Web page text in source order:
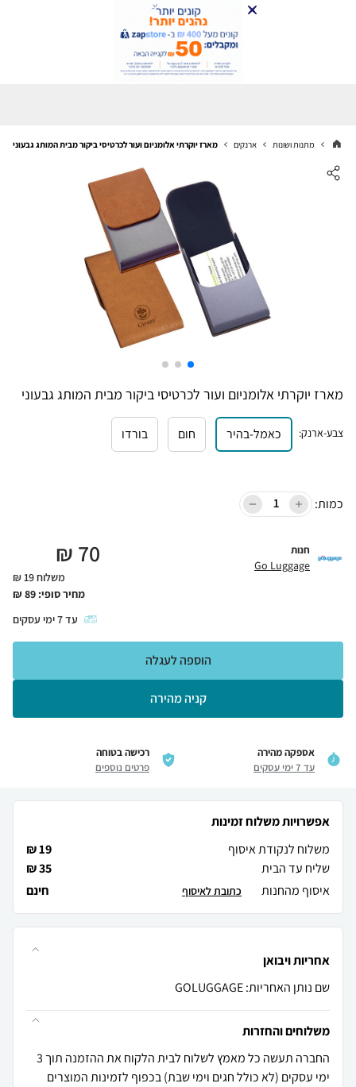
מתנות ושונות ארנקים מארז יוקרתי אלומניום ועור לכרטיסי ביקור מבית המותג גבעוני
מארז יוקרתי אלומניום ועור לכרטיסי ביקור מבית המותג גבעוני
צבע-ארנק: כאמל-בהיר חום בורדו
כמות:
חנות
Go Luggage
70
₪
משלוח 19 ₪
מחיר סופי: 89
₪
עד7ימי עסקים
קניה מהירה
הוספה לעגלה
אספקה מהירה
עד 7 ימי עסקים
רכישה בטוחה
פרטים נוספים
אפשרויות משלוח זמינות
משלוח לנקודת איסוף
19 ₪
שליח עד הבית
35 ₪
איסוף מהחנות
חינם כתובת לאיסוף
אחריות ויבואן
שם נותן האחריות: GOLUGGAGE
משלוחים והחזרות
החברה תעשה כל מאמץ לשלוח לבית הלקוח את ההזמנה תוך 3
ימי עסקים (לא כולל חגים וימי שבת) בכפוף לזמינות המוצרים